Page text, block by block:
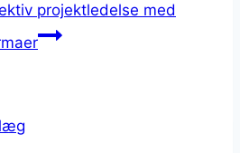
projektledelse med